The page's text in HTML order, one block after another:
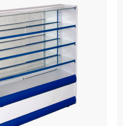
reclinar el espaldar hasta
180°.
PU, regulables en altura.
descansa pies
en nylon con acoples en
plásticos.
Generales :Altura 127 min -
Asiento 50 cm /
Espaldar 50 cm
: Negro / Azul / Rojo
Importante: